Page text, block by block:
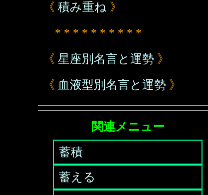
《 積み重ね 》
* * * * * * * * * *
《 星座別名言と運勢 》
《 血液型別名言と運勢 》
関連メニュー
蓄積
蓄える